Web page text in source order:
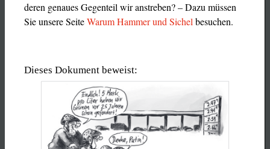
deren genaues Gegenteil wir anstreben? – Dazu müssen
Sie unsere SeiteWarum Hammer und Sichelbesuchen.
Dieses Dokument beweist: